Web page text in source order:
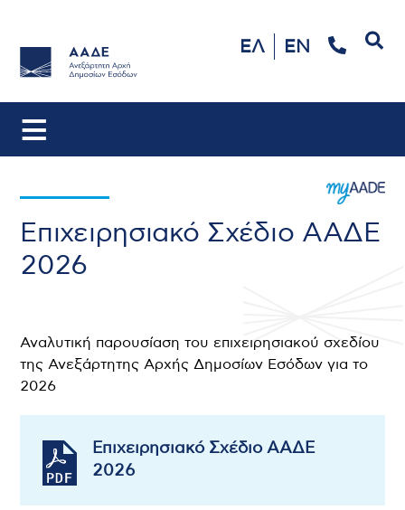
ΕΛ EN
Επιχειρησιακό Σχέδιο ΑΑΔΕ
2026
Αναλυτική παρουσίαση του επιχειρησιακού σχεδίου
της Ανεξάρτητης Αρχής Δημοσίων Εσόδων για το
2026
Επιχειρησιακό Σχέδιο ΑΑΔΕ
2026